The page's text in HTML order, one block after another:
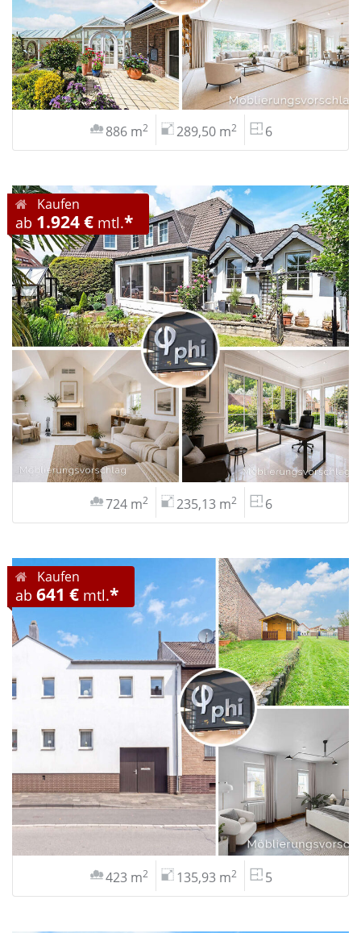
886 m2 289,50 m2 6
Kaufen
ab 1.924 € mtl.*
724 m2 235,13 m2 6
Kaufen
ab 641 € mtl.*
423 m2 135,93 m2 5